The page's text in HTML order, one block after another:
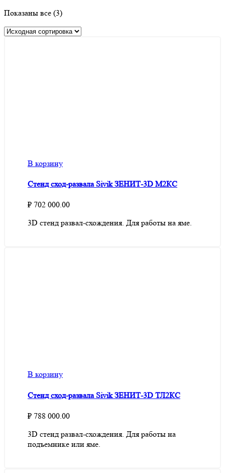
Показаны все (3)
В корзину
Стенд сход-развала Sivik ЗЕНИТ-3D М2КС
₽ 702 000.00
3D стенд развал-схождения. Для работы на яме.
В корзину
Стенд сход-развала Sivik ЗЕНИТ-3D ТЛ2КС
₽ 788 000.00
3D стенд развал-схождения. Для работы на
подъемнике или яме.